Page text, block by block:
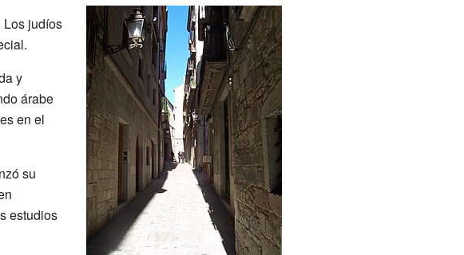
Los judíos
y
árabe
en el
su
estudios